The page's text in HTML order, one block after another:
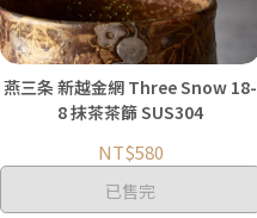
燕三条 新越金網 Three Snow 18-
8 抹茶茶篩 SUS304
NT$580
已售完